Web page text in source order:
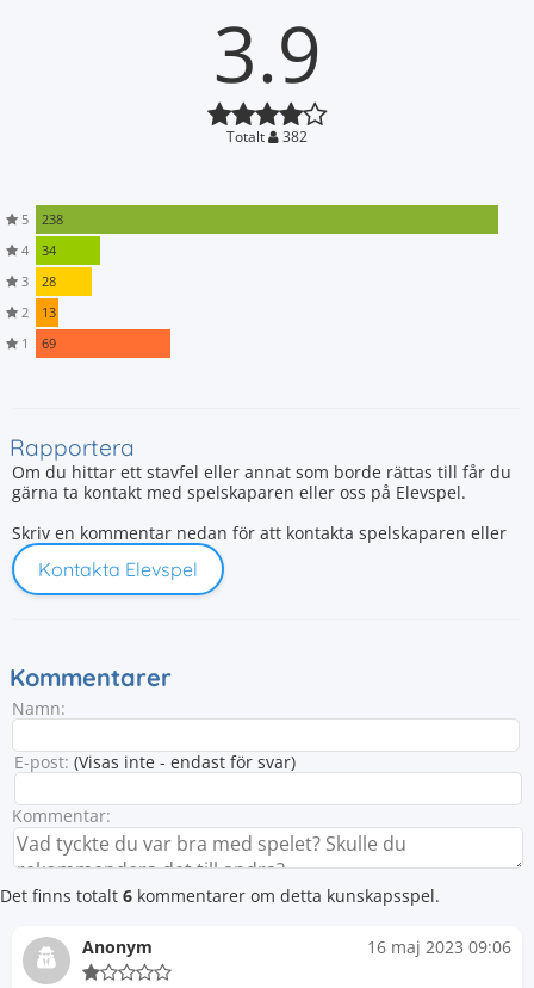
3.9
Totalt 382
5
238
4
34
3
28
2
13
1
69
Rapportera
Om du hittar ett stavfel eller annat som borde rättas till får du
gärna ta kontakt med spelskaparen eller oss på Elevspel.
Skriv en kommentar nedan för att kontakta spelskaparen eller
Kontakta Elevspel
Kommentarer
Namn:
E-post: (Visas inte - endast för svar)
Kommentar:
Det finns totalt 6 kommentarer om detta kunskapsspel.
Anonym 16 maj 2023 09:06